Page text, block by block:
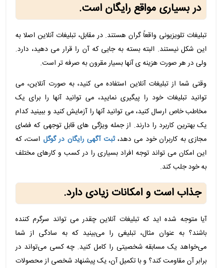
در بسیاری مواقع رایگان است.
تبلیغات تلویزیونی واقعاً گران هستند. در مقابل، تبلیغات آنلاین اصلا به
این شکل نیستند. البته بسته به جایی که آن را قرار می دهید، دارد.
ولی در هر صورت هزینه ی آنها بسیار مقرون به صرفه تر است.
وقتی شما از تبلیغات آنلاین استفاده می کنید، به صورت آنلاین، می
توانید تبلیغات خود را پیگیری نمایید، می توانید آنها را برای یک
مخاطب خاص ارسال کنید، می توانید آنها را آزمایش کنید و ببینید کدام
یک بهترین کاربرد را دارند. از جمله ویژگی های قابل توجهی که فضای
مجازی به کاربران خود می دهد،ثبت آگهی رایگان در گوگل است، که
این امکان می تواند توجه افراد بسیاری را در کسب و کارهای مختلف
به خود جلب کند.
جذاب است و امکانات زیادی دارد.
آیا متوجه شده اید که تبلیغات آنلاین چقدر می تواند سرگرم کننده
باشند؟ به عنوان مثال، تبلیغی را می‌بینید که به سادگی از شما
می‌خواهد یک مسابقه شخصیتی را کامل کنید. چه کسی می‌تواند در
برابر آن مقاومت کند؟ و با تکمیل آن، یک پیشنهاد شخصی از محصولات